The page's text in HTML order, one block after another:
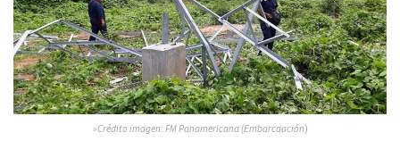
»Crédito imagen: FM Panamericana (Embarcaación)